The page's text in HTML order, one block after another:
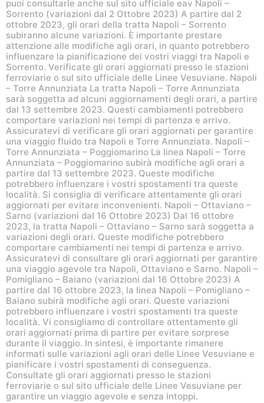
puoi consultarle anche sul sito ufficiale eav Napoli –
Sorrento (variazioni dal 2 Ottobre 2023) A partire dal 2
ottobre 2023, gli orari della tratta Napoli – Sorrento
subiranno alcune variazioni. È importante prestare
attenzione alle modifiche agli orari, in quanto potrebbero
influenzare la pianificazione dei vostri viaggi tra Napoli e
Sorrento. Verificate gli orari aggiornati presso le stazioni
ferroviarie o sul sito ufficiale delle Linee Vesuviane. Napoli
– Torre Annunziata La tratta Napoli – Torre Annunziata
sarà soggetta ad alcuni aggiornamenti degli orari, a partire
dal 13 settembre 2023. Questi cambiamenti potrebbero
comportare variazioni nei tempi di partenza e arrivo.
Assicuratevi di verificare gli orari aggiornati per garantire
una viaggio fluido tra Napoli e Torre Annunziata. Napoli –
Torre Annunziata – Poggiomarino La linea Napoli – Torre
Annunziata – Poggiomarino subirà modifiche agli orari a
partire dal 13 settembre 2023. Queste modifiche
potrebbero influenzare i vostri spostamenti tra queste
località. Si consiglia di verificare attentamente gli orari
aggiornati per evitare inconvenienti. Napoli – Ottaviano –
Sarno (variazioni dal 16 Ottobre 2023) Dal 16 ottobre
2023, la tratta Napoli – Ottaviano – Sarno sarà soggetta a
variazioni degli orari. Queste modifiche potrebbero
comportare cambiamenti nei tempi di partenza e arrivo.
Assicuratevi di consultare gli orari aggiornati per garantire
una viaggio agevole tra Napoli, Ottaviano e Sarno. Napoli –
Pomigliano – Baiano (variazioni dal 16 Ottobre 2023) A
partire dal 16 ottobre 2023, la linea Napoli – Pomigliano –
Baiano subirà modifiche agli orari. Queste variazioni
potrebbero influenzare i vostri spostamenti tra queste
località. Vi consigliamo di controllare attentamente gli
orari aggiornati prima di partire per evitare sorprese
durante il viaggio. In sintesi, è importante rimanere
informati sulle variazioni agli orari delle Linee Vesuviane e
pianificare i vostri spostamenti di conseguenza.
Consultate gli orari aggiornati presso le stazioni
ferroviarie o sul sito ufficiale delle Linee Vesuviane per
garantire un viaggio agevole e senza intoppi.